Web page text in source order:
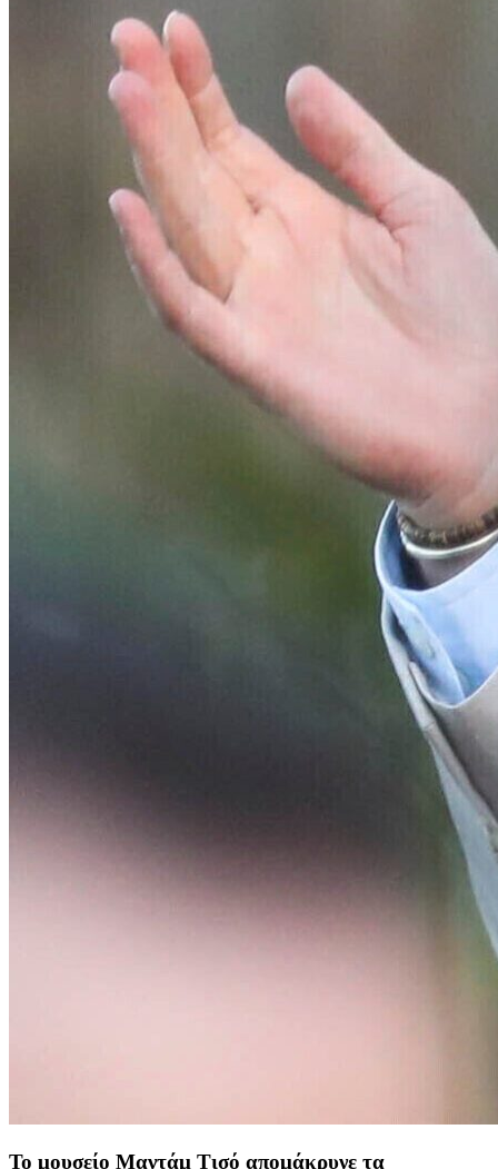
To μουσείο Μαντάμ Τισό απομάκρυνε τα